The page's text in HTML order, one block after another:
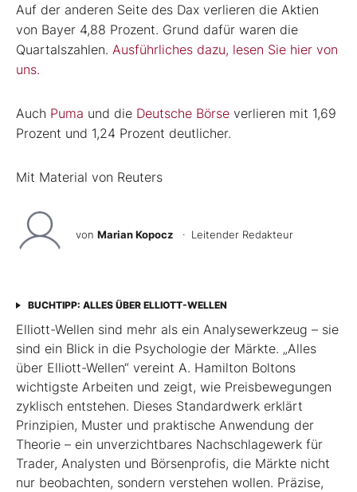
Auf der anderen Seite des Dax verlieren die Aktien
von Bayer 4,88 Prozent. Grund dafür waren die
Quartalszahlen. Ausführliches dazu, lesen Sie hier von
uns.
Auch Puma und die Deutsche Börse verlieren mit 1,69
Prozent und 1,24 Prozent deutlicher.
Mit Material von Reuters
von Marian Kopocz · Leitender Redakteur
BUCHTIPP: ALLES ÜBER ELLIOTT-WELLEN
Elliott-Wellen sind mehr als ein Analysewerkzeug – sie
sind ein Blick in die Psychologie der Märkte. „Alles
über Elliott-Wellen“ vereint A. Hamilton Boltons
wichtigste Arbeiten und zeigt, wie Preisbewegungen
zyklisch entstehen. Dieses Standardwerk erklärt
Prinzipien, Muster und praktische Anwendung der
Theorie – ein unverzichtbares Nachschlagewerk für
Trader, Analysten und Börsenprofis, die Märkte nicht
nur beobachten, sondern verstehen wollen. Präzise,